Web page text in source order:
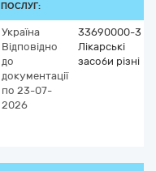
ПОСЛУГ:
Україна
Відповідно
до
документації
по 23-07-
2026
33690000-3
Лікарські
засоби різні